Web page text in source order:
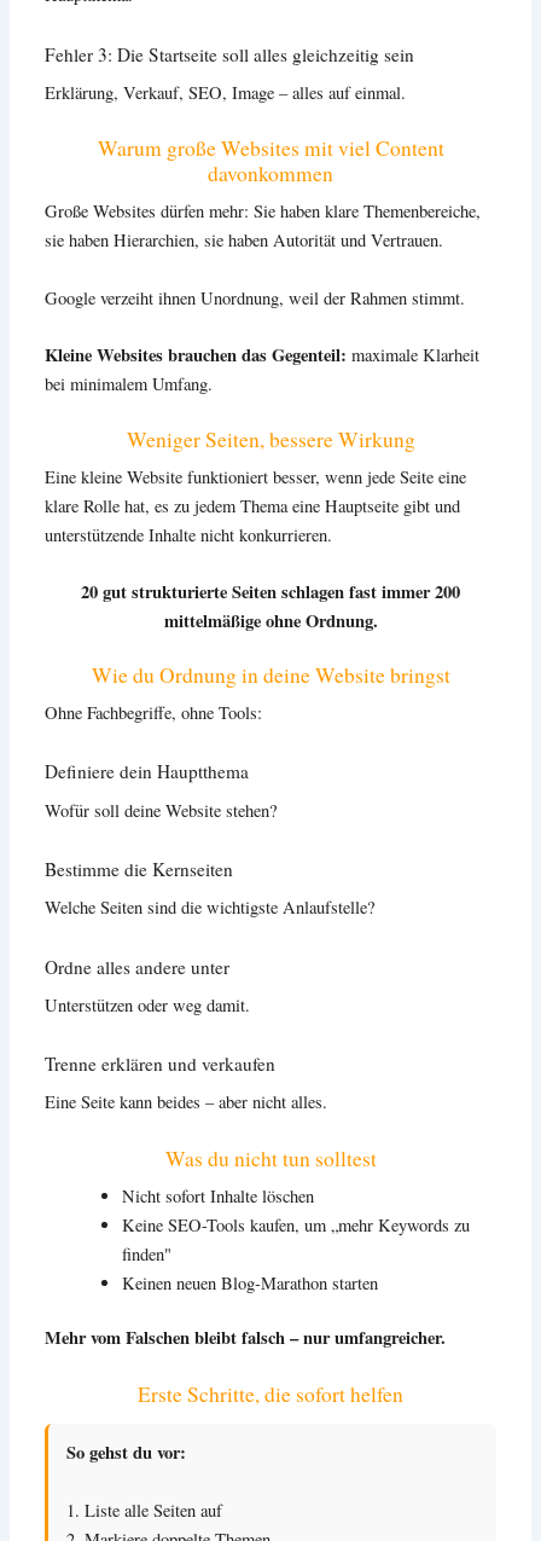
Fehler 3: Die Startseite soll alles gleichzeitig sein
Erklärung, Verkauf, SEO, Image – alles auf einmal.
Warum große Websites mit viel Content
davonkommen
Große Websites dürfen mehr: Sie haben klare Themenbereiche,
sie haben Hierarchien, sie haben Autorität und Vertrauen.
Google verzeiht ihnen Unordnung, weil der Rahmen stimmt.
Kleine Websites brauchen das Gegenteil: maximale Klarheit
bei minimalem Umfang.
Weniger Seiten, bessere Wirkung
Eine kleine Website funktioniert besser, wenn jede Seite eine
klare Rolle hat, es zu jedem Thema eine Hauptseite gibt und
unterstützende Inhalte nicht konkurrieren.
20 gut strukturierte Seiten schlagen fast immer 200
mittelmäßige ohne Ordnung.
Wie du Ordnung in deine Website bringst
Ohne Fachbegriffe, ohne Tools:
Definiere dein Hauptthema
Wofür soll deine Website stehen?
Bestimme die Kernseiten
Welche Seiten sind die wichtigste Anlaufstelle?
Ordne alles andere unter
Unterstützen oder weg damit.
Trenne erklären und verkaufen
Eine Seite kann beides – aber nicht alles.
Was du nicht tun solltest
Nicht sofort Inhalte löschen
Keine SEO-Tools kaufen, um „mehr Keywords zu
finden"
Keinen neuen Blog-Marathon starten
Mehr vom Falschen bleibt falsch – nur umfangreicher.
Erste Schritte, die sofort helfen
So gehst du vor:
1. Liste alle Seiten auf